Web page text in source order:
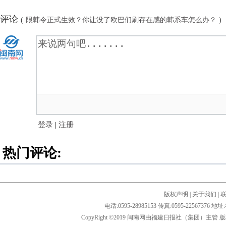
评论 ( 限韩令正式生效？你让没了欧巴们刷存在感的韩系车怎么办？ )
登录 | 注册
热门评论:
版权声明 关于我们
电话:0595-28985153 传真:0595-22567376 地
CopyRight ©2019 闽南网由福建日报社（集团）主管